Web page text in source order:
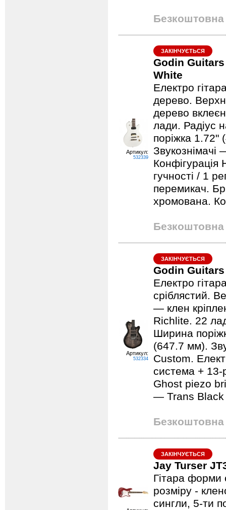
Безкоштовна
Артикул:
532339
ЗАКІНЧУЄТЬСЯ
Godin
White
Електро
дерево.
дерево
лади. Радіус
поріжка
Конфігурація
гучності / 1
перемикач.
хромована.
Безкоштовна
Артикул:
532334
ЗАКІНЧУЄТЬСЯ
Godin
Електро
сріблястий.
— клен
Richlite. 22
Ширина
(647.7 мм).
Custom.
система +
Ghost piezo
— Trans Black
Безкоштовна
ЗАКІНЧУЄТЬСЯ
Jay Turser
Гітара форми
розміру -
сингли, 5-ти